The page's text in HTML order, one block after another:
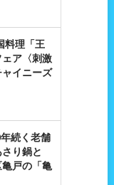
料理「王
ア〈刺激
イニーズ
続く老舗
り鍋と
戸の「亀